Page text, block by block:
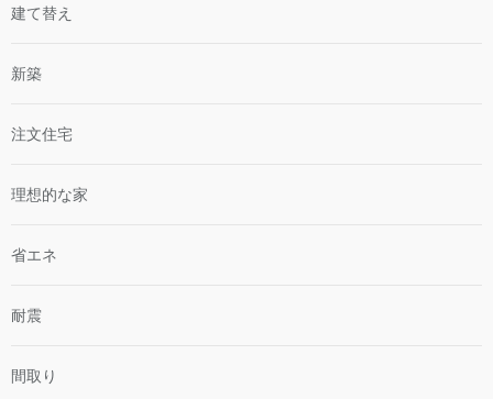
建て替え
新築
注文住宅
理想的な家
省エネ
耐震
間取り